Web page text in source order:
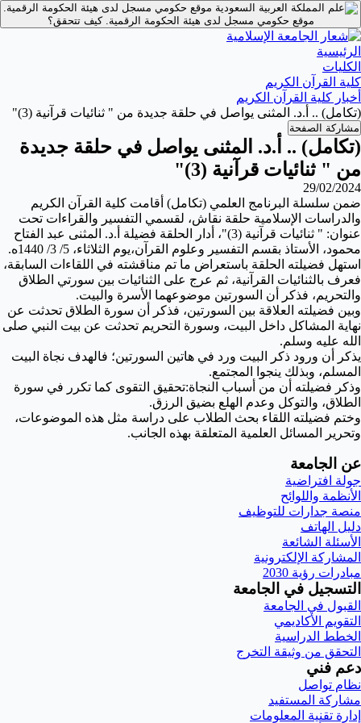
موقع حكومي مسجل لدى هيئة الحكومة الرقمية.
موقع حكومي مسجل لدى هيئة الحكومة الرقمية.كيف تتحقق؟
الرئيسية
الكليات
كلية القرآن الكريم
أخبار كلية القرآن الكريم
(تكامل) .. أ.د. المثنى يواصل في حلقة جديدة من " ثنائيات قرآنية (3)"
مشاركة الصفحة
(تكامل) .. أ.د. المثنى يواصل في حلقة جديدة
من " ثنائيات قرآنية (3)"
29/02/2024
ضمن سلسلة البرنامج العلمي (تكامل) أقامت كلية القرآن الكريم
والدراسات الإسلامية حلقة نقاش، لقسمي التفسير والقراءات تحت
عنوان: " ثنائيات قرآنية (3)"
، أدار الحلقة فضيلة أ.د. المثنى عبد الفتاح
محمود، الأستاذ بقسم التفسير وعلوم القرآن،يوم الثلاثاء، 5/ 3/ 1440ه.
استهل فضيلته الحلقة باستعراض ما تم مناقشته في اللقاءات السابقة،
فعرف بالثنائيات القرآنية، ثم عرج على الثنائيات بين سورتي الطلاق
والتحريم، فذكر أن السورتين موضوعهما الأسرة والبيت.
وبين فضيلته العلاقة بين السورتين، فذكر أن سورة الطلاق تحدثت عن
نهاية المشاكل داخل البيت، وسورة التحريم تحدثت عن بيت النبي صلى
الله عليه وسلم.
يذكر أن ورود ذكر البيت ورد في هاتين السورتين؛ فالهدف نجاة البيت
المسلم، وبذلك ينجوا المجتمع.
وذكر فضيلته أن من أسباب النجاة:تحقيق التقوى كما تكرر في سورة
الطلاق، والتوكل وعدم الهلع بضيق الرزق.
وختم فضيلته اللقاء بحث الطلاب على دراسة مثل هذه الموضوعات،
وتحرير المسائل العلمية المتعلقة بهذه الجانب.
عن الجامعة
جولة افتراضية
الأنظمة واللوائح
منصة جدارات للتوظيف
دليل الهاتف
الأسئلة الشائعة
المشاركة الإلكترونية
مبادرات رؤية 2030
التسجيل في الجامعة
القبول في الجامعة
التقويم الأكاديمي
الخطط الدراسية
التحقق من وثيقة التخرج
دعم فني
نظام تواصل
مشاركة المستفيد
إدارة تقنية المعلومات